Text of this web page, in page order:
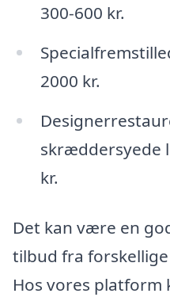
300-600 kr.
2000 kr.
skræddersyede
kr.
Det kan være en
tilbud fra
Hos vores platform